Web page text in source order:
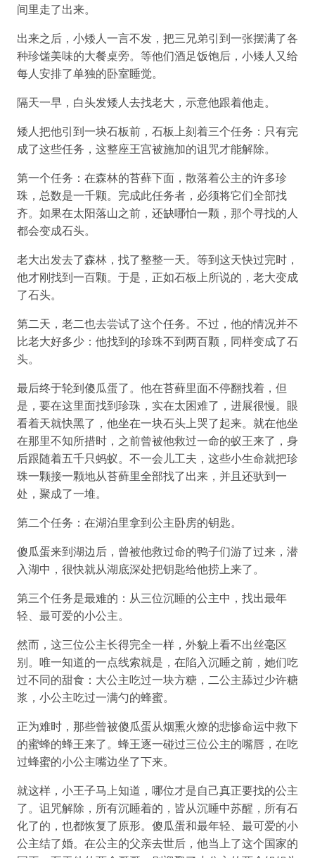
间里走了出来。
出来之后，小矮人一言不发，把三兄弟引到一张摆满了各
种珍馐美味的大餐桌旁。等他们酒足饭饱后，小矮人又给
每人安排了单独的卧室睡觉。
隔天一早，白头发矮人去找老大，示意他跟着他走。
矮人把他引到一块石板前，石板上刻着三个任务：只有完
成了这些任务，这整座王宫被施加的诅咒才能解除。
第一个任务：在森林的苔藓下面，散落着公主的许多珍
珠，总数是一千颗。完成此任务者，必须将它们全部找
齐。如果在太阳落山之前，还缺哪怕一颗，那个寻找的人
都会变成石头。
老大出发去了森林，找了整整一天。等到这天快过完时，
他才刚找到一百颗。于是，正如石板上所说的，老大变成
了石头。
第二天，老二也去尝试了这个任务。不过，他的情况并不
比老大好多少：他找到的珍珠不到两百颗，同样变成了石
头。
最后终于轮到傻瓜蛋了。他在苔藓里面不停翻找着，但
是，要在这里面找到珍珠，实在太困难了，进展很慢。眼
看着天就快黑了，他坐在一块石头上哭了起来。就在他坐
在那里不知所措时，之前曾被他救过一命的蚁王来了，身
后跟随着五千只蚂蚁。不一会儿工夫，这些小生命就把珍
珠一颗接一颗地从苔藓里全部找了出来，并且还驮到一
处，聚成了一堆。
第二个任务：在湖泊里拿到公主卧房的钥匙。
傻瓜蛋来到湖边后，曾被他救过命的鸭子们游了过来，潜
入湖中，很快就从湖底深处把钥匙给他捞上来了。
第三个任务是最难的：从三位沉睡的公主中，找出最年
轻、最可爱的小公主。
然而，这三位公主长得完全一样，外貌上看不出丝毫区
别。唯一知道的一点线索就是，在陷入沉睡之前，她们吃
过不同的甜食：大公主吃过一块方糖，二公主舔过少许糖
浆，小公主吃过一满勺的蜂蜜。
正为难时，那些曾被傻瓜蛋从烟熏火燎的悲惨命运中救下
的蜜蜂的蜂王来了。蜂王逐一碰过三位公主的嘴唇，在吃
过蜂蜜的小公主嘴边坐了下来。
就这样，小王子马上知道，哪位才是自己真正要找的公主
了。诅咒解除，所有沉睡着的，皆从沉睡中苏醒，所有石
化了的，也都恢复了原形。傻瓜蛋和最年轻、最可爱的小
公主结了婚。在公主的父亲去世后，他当上了这个国家的